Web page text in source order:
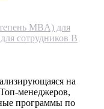
MBA) для
сотрудников В
на
менеджеров,
программы по